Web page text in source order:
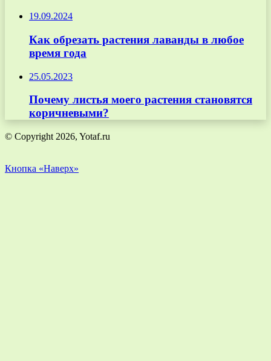
19.09.2024
Как обрезать растения лаванды в любое
время года
25.05.2023
Почему листья моего растения становятся
коричневыми?
© Copyright 2026, Yotaf.ru
Кнопка «Наверх»